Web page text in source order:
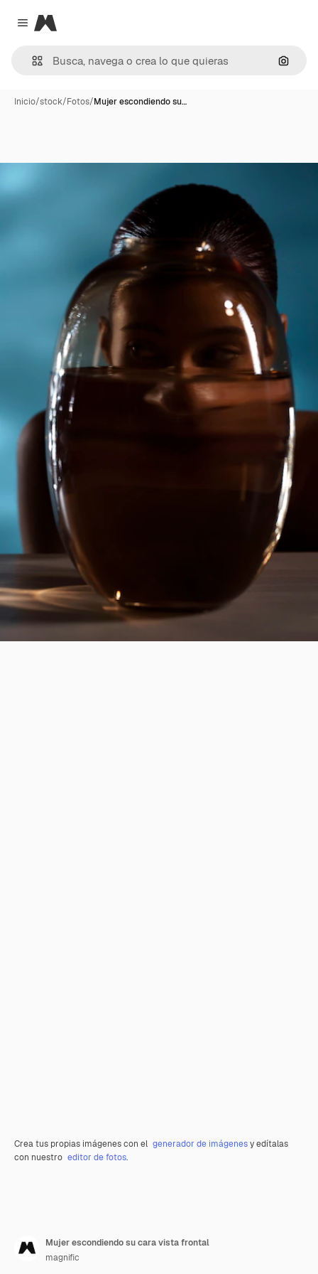
Close menu
Magnific
Inicio/stock/Fotos/Mujer escondiendo su…
Crea tus propias imágenes con el generador de imágenesy edítalas
con nuestro editor de fotos.
Mujer escondiendo su cara vista frontal
magnific